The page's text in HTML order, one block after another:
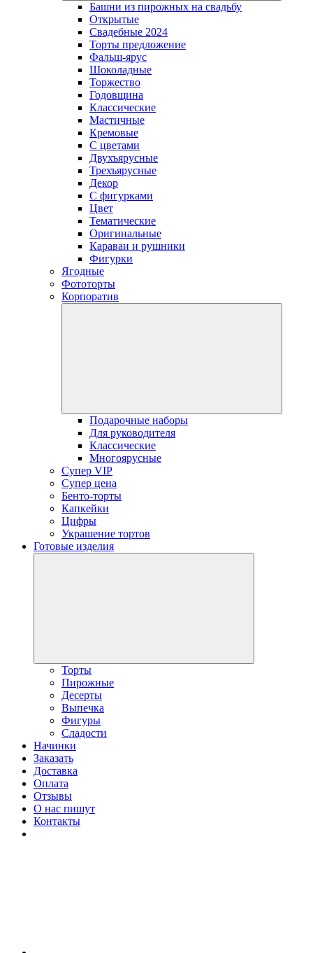
Башни из пирожных на свадьбу
Открытые
Свадебные 2024
Торты предложение
Фальш-ярус
Шоколадные
Торжество
Годовщина
Классические
Мастичные
Кремовые
С цветами
Двухъярусные
Трехъярусные
Декор
С фигурками
Цвет
Тематические
Оригинальные
Караваи и рушники
Фигурки
Ягодные
Фототорты
Корпоратив
Подарочные наборы
Для руководителя
Классические
Многоярусные
Супер VIP
Супер цена
Бенто-торты
Капкейки
Цифры
Украшение тортов
Готовые изделия
Торты
Пирожные
Десерты
Выпечка
Фигуры
Сладости
Начинки
Заказать
Доставка
Оплата
Отзывы
О нас пишут
Контакты